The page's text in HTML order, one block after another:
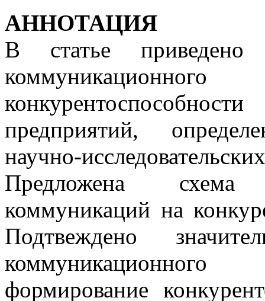
АННОТАЦИЯ
В статье приведено
предприятий,
научно-
Предложена схема
коммуникаций на
Подтвеждено
формирование